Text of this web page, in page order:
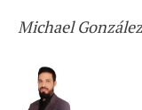
Michael